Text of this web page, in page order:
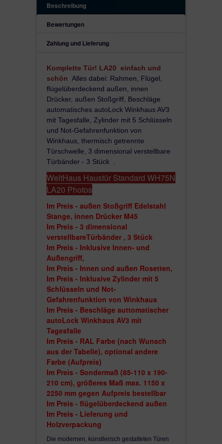
der Tabelle), pulverbeschichtet. Die Haustür WH75N ist mit einem
ist ein Monoblock mit Aluminiumplatten
überdeckt;
höhere thermische Isolation als bei der
Kunststoff- oder Holztür;
die neusten Beschläge weltweit, mit
Innovationen, von Winkhaus - AV3
WH75N SIND UNSERE STANDARD-TÜREN, ENTSTANDEN
EINER KOMBINATION VON ALUMINIUM UND
EINER GESAMTTIEFE VON 102 MM.
Die Rahmen:
Basis aus Kunststoff mit Aluminiumschutz
gewünschten Farbe, pulverbeschichtet.
diese ALUschale ist an der Ecke
einen ausgezeichneten Aspekt, optisch
mit einer Tiefe von 73 mm Kunststoff + ca.
AluSchale beträgt die Gesamttiefe des
85 mm;
thermisch getrennte Türschwelle 20 mm mit
Dichtungen und 1 Bürste;
Auf Anfrage bieten wir Zusatzprofile an: 20,
150 oder Kombinationen (Aufpreis).
Der Flügel
ist ein Monoblock mit Aluminiumplatten
eine hohe Stabilität und lange Zeitdauer;
mit einer Tiefe von 73 mm Kunststoff + 2 mm
beträgt die Gesamttiefe des Flügels 75 mm,
die Türfüllung ist eine Kombination von mehreren
Isolations- und Verstärkungsmaterialien, so
gesamte Monoblock eine sehr stabile
mit einer Tiefe von 62 mm;
die Dekorationen sind aus satiniertem Edelstahl.
Beschreibung
Bewertungen
Zahlung und Lieferung
Komplette Tür! LA20 einfach und
schön Alles dabei: Rahmen, Flügel,
flügelüberdeckend außen, innen
Drücker, außen Stoßgriff, Beschläge
automatisches autoLock Winkhaus AV3
mit Tagesfalle, Zylinder mit 5 Schlüsseln
und Not-Gefahrenfunktion von
Winkhaus, thermisch getrennte
Türschwelle, 3 dimensional verstellbare
Türbänder - 3 Stück .
WeltHaus Haustür Standard WH75N
LA20 Photos
Im Preis - außen Stoßgriff Edelstahl
Stange, innen Drücker M45
Im Preis - 3 dimensional
verstellbareTürbänder , 3 Stück
Im Preis - Inklusive Innen- und
Außengriff,
Im Preis - Innen und außen Rosetten,
Im Preis - Inklusive Zylinder mit 5
Schlüsseln und Not-
Gefahrenfunktion von Winkhaus
Im Preis - Beschläge auttomatischer
autoLock Winkhaus AV3 mit
Tagesfalle
Im Preis - RAL Farbe (nach Wunsch
aus der Tabelle), optional andere
Farbe (Aufpreis)
Im Preis - Sondermaß (85-110 x 190-
210 cm), größeres Maß max. 1150 x
2250 mm gegen Aufpreis bestellbar
Im Preis - flügelüberdeckend außen
Im Preis - Lieferung und
Holzverpackung
Die modernen, künstlerisch gestalteten Türen